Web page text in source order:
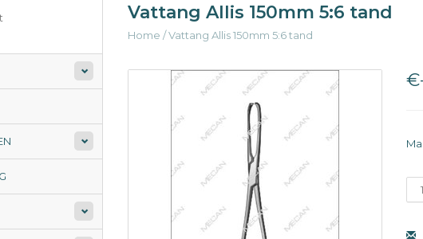
Vattang Allis 150mm 5:6 tand
Home /Vattang Allis 150mm 5:6 tand